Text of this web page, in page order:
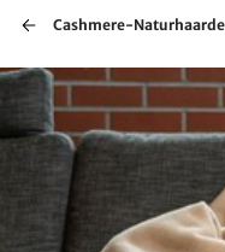
Cashmere-